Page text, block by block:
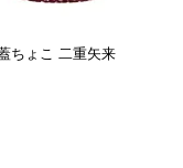
ちょこ 二重矢来